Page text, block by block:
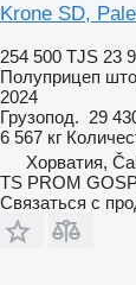
Krone SD,
254 500 TJS 23
Полуприцеп
2024
Грузопод. 29
6 567 кг
Хорватия,
TS PROM
Связаться с